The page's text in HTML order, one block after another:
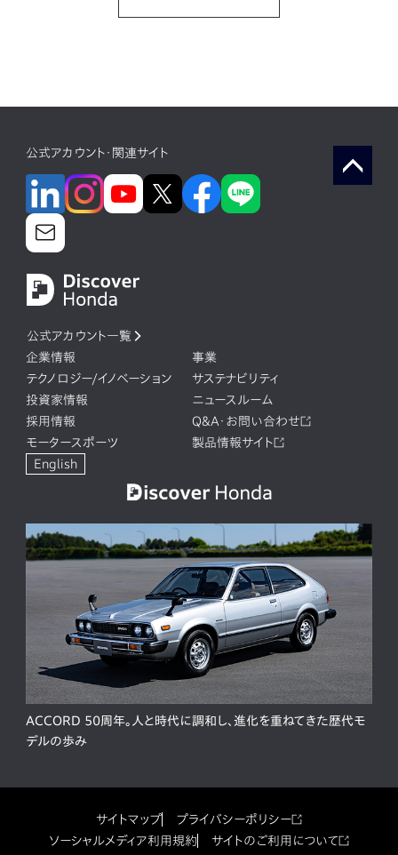
公式アカウント・関連サイト
公式アカウント一覧
企業情報
事業
テクノロジー/イノベーション
サステナビリティ
投資家情報
ニュースルーム
採用情報
Q&A・お問い合わせ
モータースポーツ
製品情報サイト
English
ACCORD 50周年。人と時代に調和し、進化を重ねてきた歴代モ
デルの歩み
サイトマップ
プライバシーポリシー
ソーシャルメディア利用規約
サイトのご利用について